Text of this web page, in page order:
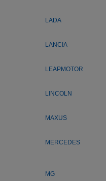
LADA
LANCIA
LEAPMOTOR
LINCOLN
MAXUS
MERCEDES
MG